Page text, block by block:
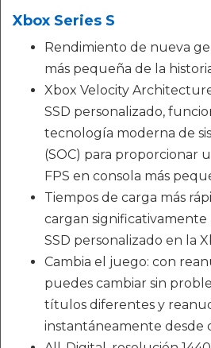
Xbox Series S
Rendimiento de nueva
más pequeña de la
Xbox Velocity
SSD personalizado,
tecnología moderna de
(SOC) para proporcionar
FPS en consola más
Tiempos de carga más
cargan significativamente
SSD personalizado en la
Cambia el juego: con
puedes cambiar sin
títulos diferentes y
instantáneamente desde